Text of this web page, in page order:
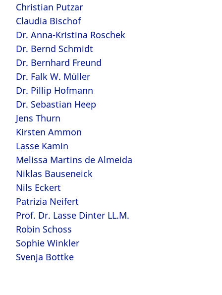
Christian Putzar
Claudia Bischof
Dr. Anna-Kristina Roschek
Dr. Bernd Schmidt
Dr. Bernhard Freund
Dr. Falk W. Müller
Dr. Pillip Hofmann
Dr. Sebastian Heep
Jens Thurn
Kirsten Ammon
Lasse Kamin
Melissa Martins de Almeida
Niklas Bauseneick
Nils Eckert
Patrizia Neifert
Prof. Dr. Lasse Dinter LL.M.
Robin Schoss
Sophie Winkler
Svenja Bottke